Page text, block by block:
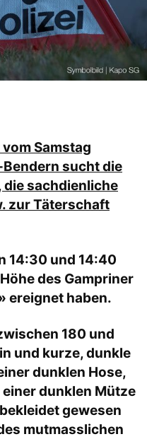
Samstag
sucht die
die sachdienliche
zur Täterschaft
14:30 und 14:40
des Gampriner
ereignet haben.
180 und
und kurze, dunkle
dunklen Hose,
dunklen Mütze
gewesen
mutmasslichen